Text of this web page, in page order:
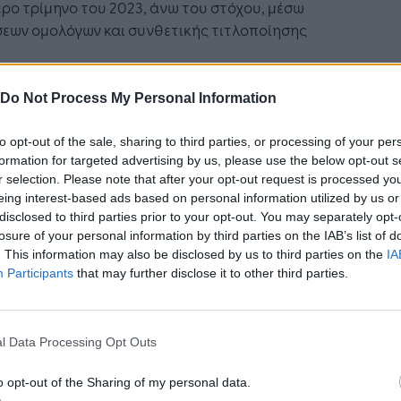
Do Not Process My Personal Information
opt-out of the sale, sharing to third parties, or processing of your
for targeted advertising by us, please use the below opt-out
selection. Please note that after your opt-out request is processed
interest-based ads based on personal information utilized by us
to third parties prior to your opt-out. You may separately
of your personal information by third parties on the IAB’s list of
This information may also be disclosed by us to third parties on the
Participants that may further disclose it to other third parties.
Data Processing Opt Outs
opt-out of the Sharing of my personal data.
τρίμηνο του 2023, άνω του στόχου, μέσω
ομολόγων και συνθετικής τιτλοποίησης
Μη Εκτελεστικά Μέλη του Δ.Σ οι
Lebot και Παναγιώτης Παπάζογλου,
σημεία από τις ομιλίες του Προέδρου του
Συμβουλίου Β. Ράπανου και του CEO του
Β. Ψάλτη
τραπεζική, οι ενισχυμένοι
πολιτικής από τα κέρδη του 2023